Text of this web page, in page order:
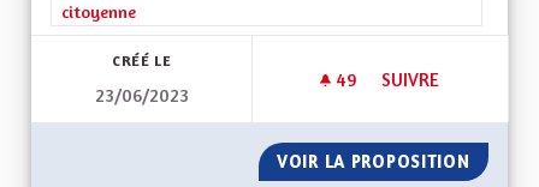
citoyenne
CRÉÉ LE
23/06/2023
49 49 ABONNÉS
SUIVRE
VOIR LA PROPOSITION